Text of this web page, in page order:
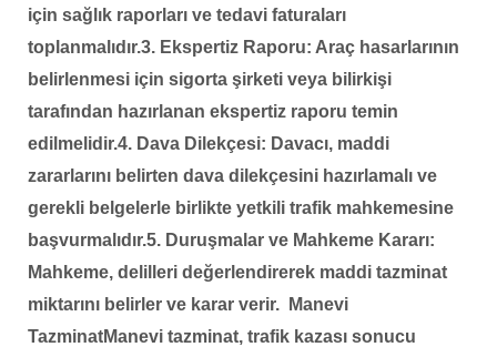
için sağlık raporları ve tedavi faturaları
toplanmalıdır.3. Ekspertiz Raporu: Araç hasarlarının
belirlenmesi için sigorta şirketi veya bilirkişi
tarafından hazırlanan ekspertiz raporu temin
edilmelidir.4. Dava Dilekçesi: Davacı, maddi
zararlarını belirten dava dilekçesini hazırlamalı ve
gerekli belgelerle birlikte yetkili trafik mahkemesine
başvurmalıdır.5. Duruşmalar ve Mahkeme Kararı:
Mahkeme, delilleri değerlendirerek maddi tazminat
miktarını belirler ve karar verir.
Manevi
TazminatManevi tazminat, trafik kazası sonucu